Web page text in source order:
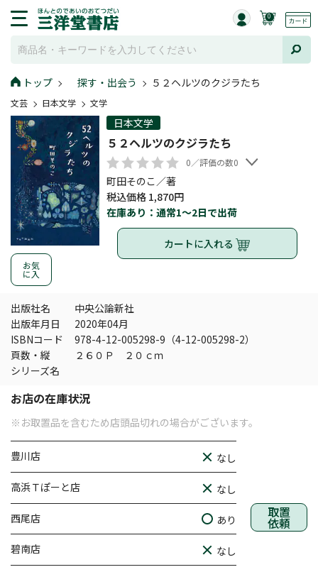
0
トップ 探す・出会う ５２ヘルツのクジラたち
文芸 日本文学 文学
お気
に入
日本文学
５２ヘルツのクジラたち
0／評価の数0
町田そのこ／著
税込価格 1,870円
在庫あり：通常1～2日で出荷
カートに入れる
出版社名
中央公論新社
出版年月日
2020年04月
ISBNコード
978-4-12-005298-9（4-12-005298-2）
頁数・縦
２６０Ｐ ２０ｃｍ
シリーズ名
お店の在庫状況
※お取置品を含むため店頭品切れの場合がございます。
豊川店 なし
高浜Ｔぽーと店 なし
西尾店 あり 取置
依頼
碧南店 なし